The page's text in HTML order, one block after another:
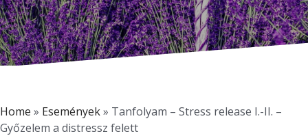
Home » Események» Tanfolyam – Stress release I.-II. –
Győzelem a distressz felett